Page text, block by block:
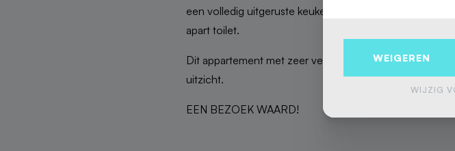
een volledig uitgeruste keuken met eiland; ruime
apart toilet.
Dit appartement met zeer verzorgde afwerkingen
uitzicht.
EEN BEZOEK WAARD!
WEIGEREN
WIJZIG